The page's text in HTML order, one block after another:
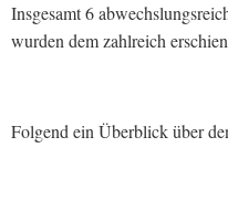
Insgesamt 6
wurden dem zahlreich
Folgend ein Überblick über